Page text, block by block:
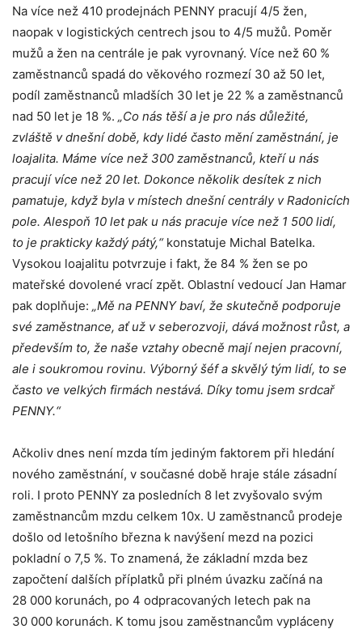
Na více než 410 prodejnách PENNY pracují 4/5 žen,
naopak v logistických centrech jsou to 4/5 mužů. Poměr
mužů a žen na centrále je pak vyrovnaný. Více než 60 %
zaměstnanců spadá do věkového rozmezí 30 až 50 let,
podíl zaměstnanců mladších 30 let je 22 % a zaměstnanců
nad 50 let je 18 %. „Co nás těší a je pro nás důležité,
zvláště v dnešní době, kdy lidé často mění zaměstnání, je
loajalita. Máme více než 300 zaměstnanců, kteří u nás
pracují více než 20 let. Dokonce několik desítek z nich
pamatuje, když byla v místech dnešní centrály v Radonicích
pole. Alespoň 10 let pak u nás pracuje více než 1 500 lidí,
to je prakticky každý pátý,“ konstatuje Michal Batelka.
Vysokou loajalitu potvrzuje i fakt, že 84 % žen se po
mateřské dovolené vrací zpět. Oblastní vedoucí Jan Hamar
pak doplňuje: „Mě na PENNY baví, že skutečně podporuje
své zaměstnance, ať už v seberozvoji, dává možnost růst, a
především to, že naše vztahy obecně mají nejen pracovní,
ale i soukromou rovinu. Výborný šéf a skvělý tým lidí, to se
často ve velkých firmách nestává. Díky tomu jsem srdcař
PENNY.“
Ačkoliv dnes není mzda tím jediným faktorem při hledání
nového zaměstnání, v současné době hraje stále zásadní
roli. I proto PENNY za posledních 8 let zvyšovalo svým
zaměstnancům mzdu celkem 10x. U zaměstnanců prodeje
došlo od letošního března k navýšení mezd na pozici
pokladní o 7,5 %. To znamená, že základní mzda bez
započtení dalších příplatků při plném úvazku začíná na
28 000 korunách, po 4 odpracovaných letech pak na
30 000 korunách. K tomu jsou zaměstnancům vypláceny